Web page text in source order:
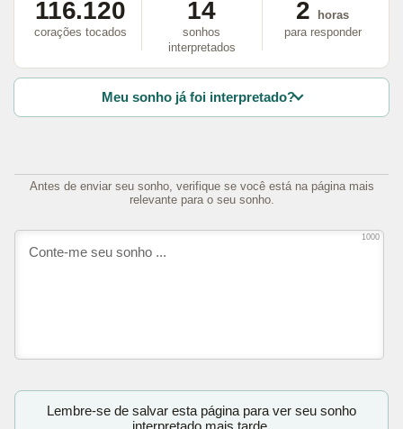
116.120
corações tocados
14
sonhos
interpretados
2
horas
para responder
Meu sonho já foi interpretado?
Antes de enviar seu sonho, verifique se você está na página mais
relevante para o seu sonho.
1000
Lembre-se de salvar esta página para ver seu sonho
interpretado mais tarde.